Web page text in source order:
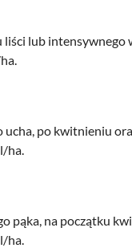
liści lub intensywnego
ucha, po kwitnieniu
ha.
pąka, na początku
ha.